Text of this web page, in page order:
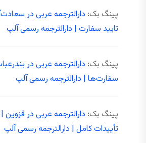
پینگ بک: دارالترجمه عربی در
تایید سفارت | دارالترجمه رسمی آلپ
پینگ بک: دارالترجمه عربی در
سفارت‌ها | دارالترجمه رسمی آلپ
پینگ بک: دارالترجمه عربی در
تأییدات کامل | دارالترجمه رسمی آلپ